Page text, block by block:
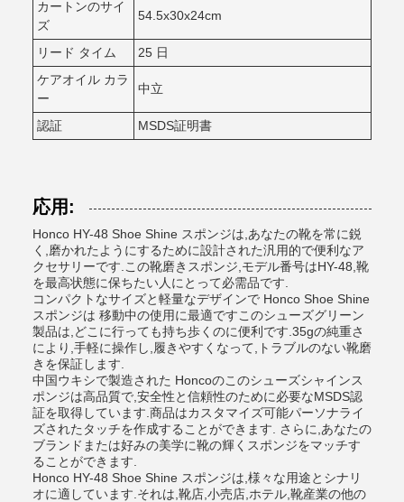
カートンのサイ
ズ
54.5x30x24cm
リード タイム
25 日
ケアオイル カラ
ー
中立
認証 MSDS証明書
応用:
Honco HY-48 Shoe Shine スポンジは,あなたの靴を常に鋭
く,磨かれたようにするために設計された汎用的で便利なア
クセサリーです.この靴磨きスポンジ,モデル番号はHY-48,靴
を最高状態に保ちたい人にとって必需品です.
コンパクトなサイズと軽量なデザインで Honco Shoe Shine
スポンジは 移動中の使用に最適ですこのシューズグリーン
製品は,どこに行っても持ち歩くのに便利です.35gの純重さ
により,手軽に操作し,履きやすくなって,トラブルのない靴磨
きを保証します.
中国ウキシで製造された Honcoのこのシューズシャインス
ポンジは高品質で,安全性と信頼性のために必要なMSDS認
証を取得しています.商品はカスタマイズ可能パーソナライ
ズされたタッチを作成することができます. さらに,あなたの
ブランドまたは好みの美学に靴の輝くスポンジをマッチす
ることができます.
Honco HY-48 Shoe Shine スポンジは,様々な用途とシナリ
オに適しています.それは,靴店,小売店,ホテル,靴産業の他の